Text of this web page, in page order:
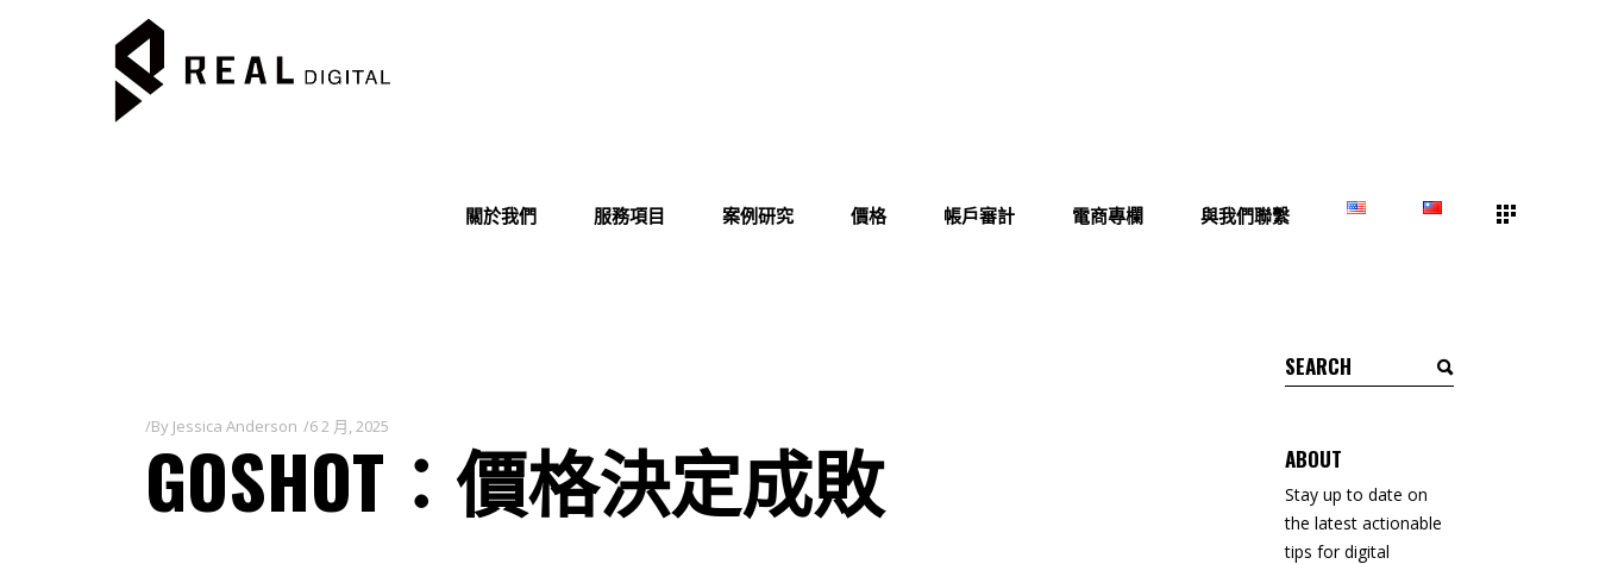
關於我們 服務項目 案例研究 價格 帳戶審計 電商專欄 與我們聯繫
By Jessica Anderson 6 2 月, 2025
GOSHOT：價格決定成敗
Search
for:
ABOUT
Stay up to date on
the latest actionable
tips for digital